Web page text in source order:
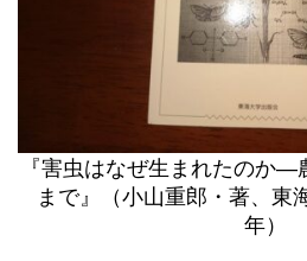
『害虫はなぜ生まれたのか―
まで』（小山重郎・著、東
年）